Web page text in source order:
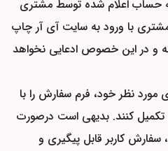
حساب اعلام شده توسط مشتری
با ورود به سایت آی آر چاپ
و در این خصوص ادعایی نخواهد
مورد نظر خود، فرم سفارش را با
کنند. بدیهی است درصورت
سفارش کاربر قابل پیگیری و